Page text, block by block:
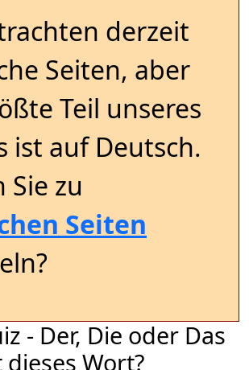
derzeit
Seiten, aber
Teil unseres
ist auf Deutsch.
Sie zu
Seiten
- Der, Die oder Das
Wort?